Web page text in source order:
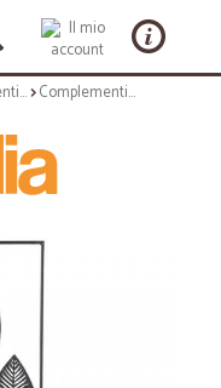
Complementi a muro Complementi a muro: Decorazione parete adhira